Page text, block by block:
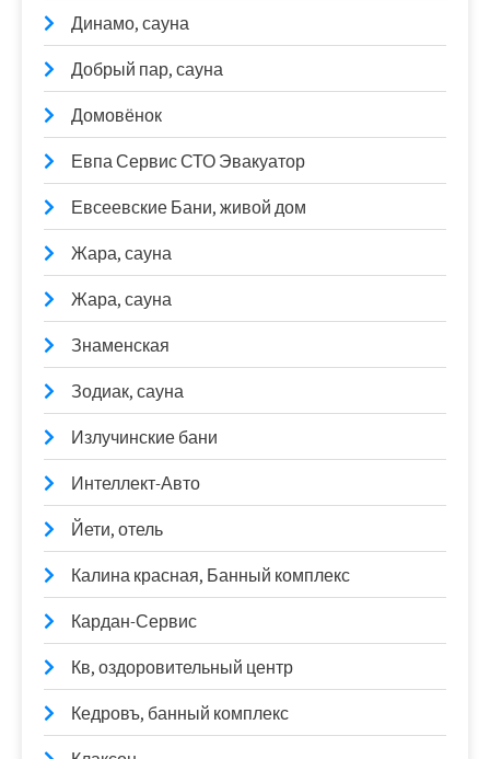
Динамо, сауна
Добрый пар, сауна
Домовёнок
Евпа Сервис СТО Эвакуатор
Евсеевские Бани, живой дом
Жара, сауна
Жара, сауна
Знаменская
Зодиак, сауна
Излучинские бани
Интеллект-Авто
Йети, отель
Калина красная, Банный комплекс
Кардан-Сервис
Кв, оздоровительный центр
Кедровъ, банный комплекс